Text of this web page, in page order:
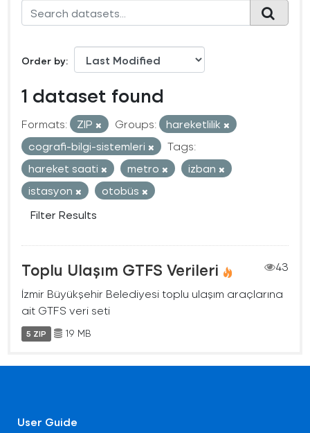
Order by
1 dataset found
Formats: ZIP Groups:
hareketlilik
cografi-bilgi-sistemleri
Tags:
hareket saati
metro
izban
istasyon
otobüs
Filter Results
Toplu Ulaşım GTFS Verileri
43
İzmir Büyükşehir Belediyesi toplu ulaşım araçlarına
ait GTFS veri seti
5 ZIP 19 MB
User Guide